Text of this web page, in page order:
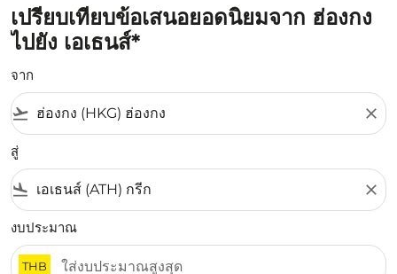
เปรียบเทียบข้อเสนอยอดนิยมจาก ฮ่องกง
ไปยัง เอเธนส์*
จาก
flight_takeoff close
สู่
flight_land close
งบประมาณ
THB